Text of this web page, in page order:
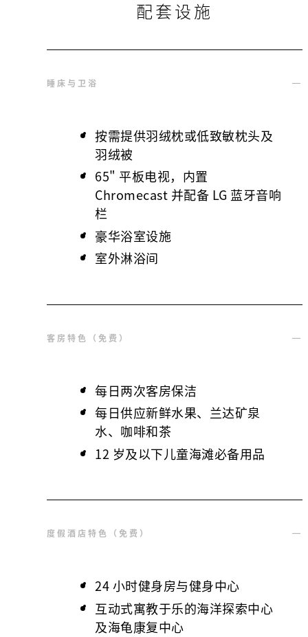
配套设施
睡床与卫浴
按需提供羽绒枕或低致敏枕头及
羽绒被
65" 平板电视，内置
Chromecast 并配备 LG 蓝牙音响
栏
豪华浴室设施
室外淋浴间
客房特色（免费）
每日两次客房保洁
每日供应新鲜水果、兰达矿泉
水、咖啡和茶
12 岁及以下儿童海滩必备用品
度假酒店特色（免费）
24 小时健身房与健身中心
互动式寓教于乐的海洋探索中心
及海龟康复中心